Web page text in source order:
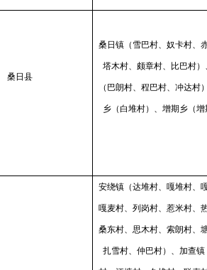
桑日县
桑日镇（雪巴村、奴卡村、
塔木村、颇章村、比巴村）
（巴朗村、程巴村、冲达村
乡（白堆村）、增期乡（增
安绕镇（达堆村、嘎堆村、
嘎麦村、列岗村、惹米村、
桑东村、思木村、索朗村、
扎雪村、仲巴村）、加查镇